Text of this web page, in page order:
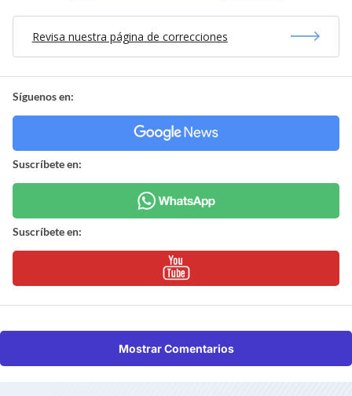
Revisa nuestra página de correcciones
Síguenos en:
Suscríbete en:
Suscríbete en:
Mostrar Comentarios